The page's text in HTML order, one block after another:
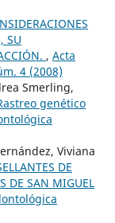
SU
, Acta
4 (2008)
Smerling,
genético
Viviana
DE
DE SAN MIGUEL